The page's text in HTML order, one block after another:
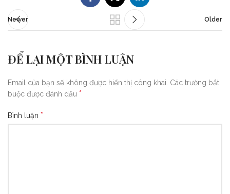
Newer Older
ĐỂ LẠI MỘT BÌNH LUẬN
Email của bạn sẽ không được hiển thị công khai. Các trường bắt
buộc được đánh dấu *
Bình luận *